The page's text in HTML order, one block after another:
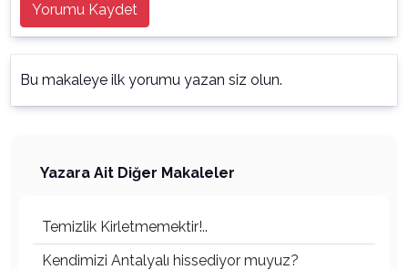
Yorumu Kaydet
Bu makaleye ilk yorumu yazan siz olun.
Yazara Ait Diğer Makaleler
Temizlik Kirletmemektir!..
Kendimizi Antalyalı hissediyor muyuz?